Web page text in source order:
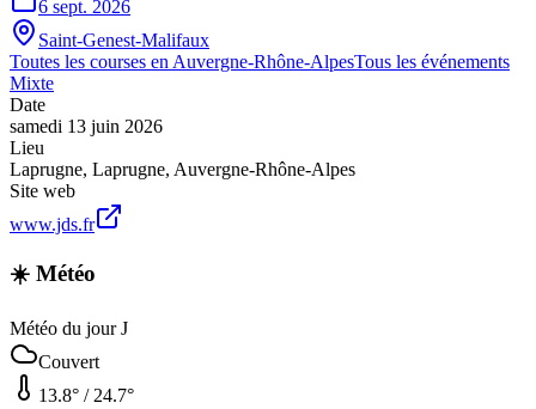
6 sept. 2026
Saint-Genest-Malifaux
Toutes les courses en Auvergne-Rhône-AlpesTous les événements
Mixte
Date
samedi 13 juin 2026
Lieu
Laprugne, Laprugne, Auvergne-Rhône-Alpes
Site web
www.jds.fr
☀️ Météo
Météo du jour J
Couvert
13.8° / 24.7°